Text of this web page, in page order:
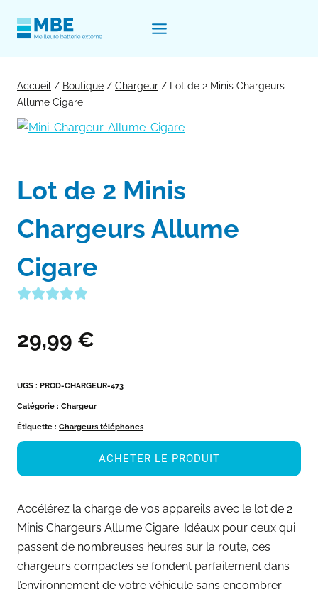
Accueil / Boutique / Chargeur /
Lot de 2 Minis Chargeurs
Allume Cigare
Lot de 2 Minis
Chargeurs Allume
Cigare
29,99 €
UGS : PROD-CHARGEUR-473
Catégorie : Chargeur
Étiquette : Chargeurs téléphones
ACHETER LE PRODUIT
Accélérez la charge de vos appareils avec le lot de 2
Minis Chargeurs Allume Cigare. Idéaux pour ceux qui
passent de nombreuses heures sur la route, ces
chargeurs compactes se fondent parfaitement dans
l’environnement de votre véhicule sans encombrer